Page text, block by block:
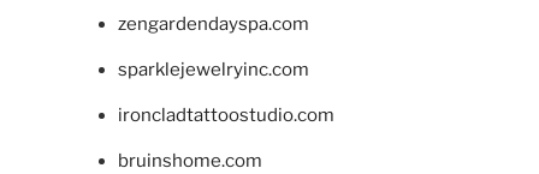
zengardendayspa.com
sparklejewelryinc.com
ironcladtattoostudio.com
bruinshome.com